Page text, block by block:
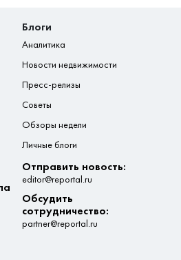
Блоги
Аналитика
Новости недвижимости
Пресс-релизы
Советы
Обзоры недели
Личные блоги
Отправить новость:
editor@reportal.ru
Обсудить
сотрудничество:
partner@reportal.ru